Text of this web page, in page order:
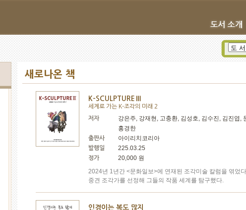
새로나온 책
K-SCULPTUREⅢ
세계로 가는 K-조각의 미래 2
저자
강은주, 강재현, 고충환, 김성호, 김수진, 김진엽,
홍경한
출판사 아이리치코리아
발행일 225.03.25
정가
20,000 원
2024년 1년간 <문화일보>에 연재된 조각미술 칼럼을 엮었
중견 조각가를 선정해 그들의 작품 세계를 탐구했다.
인경이는 복도 많지